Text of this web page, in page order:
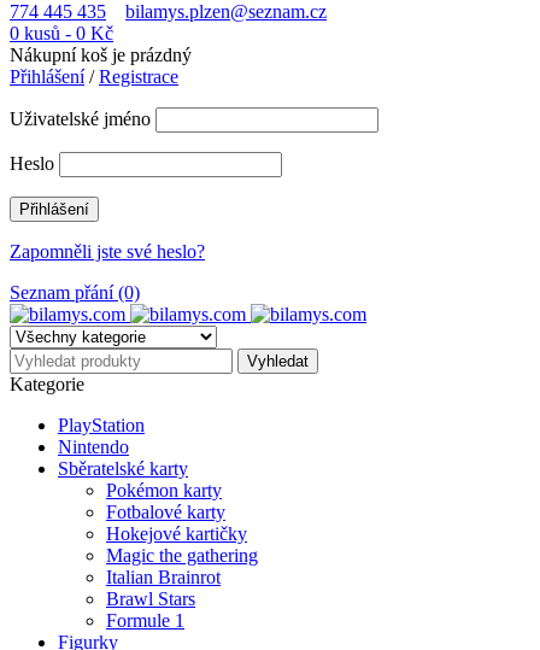
774 445 435
bilamys.plzen@seznam.cz
0 kusů - 0 Kč
Nákupní koš je prázdný
Přihlášení/Registrace
Uživatelské jméno
Heslo
Zapomněli jste své heslo?
Seznam přání (0)
Kategorie
PlayStation
Nintendo
Sběratelské karty
Pokémon karty
Fotbalové karty
Hokejové kartičky
Magic the gathering
Italian Brainrot
Brawl Stars
Formule 1
Figurky